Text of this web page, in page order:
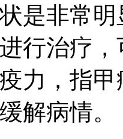
是非常
行治疗
力，指
解病情。